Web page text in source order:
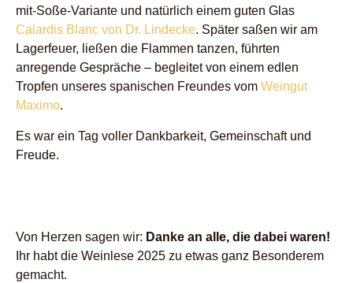
mit-Soße-Variante und natürlich einem guten Glas
Calardis Blanc von Dr. Lindecke. Später saßen wir am
Lagerfeuer, ließen die Flammen tanzen, führten
anregende Gespräche – begleitet von einem edlen
Tropfen unseres spanischen Freundes vom Weingut
Maximo.
Es war ein Tag voller Dankbarkeit, Gemeinschaft und
Freude.
Von Herzen sagen wir: Danke an alle, die dabei waren!
Ihr habt die Weinlese 2025 zu etwas ganz Besonderem
gemacht.